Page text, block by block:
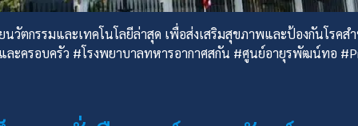
กรรมและเทคโนโลยีล่าสุด เพื่อส่งเสริมสุขภาพและป้องกันโรคส
ครอบครัว #โรงพยาบาลทหารอากาศสกัน #ศูนย์อายุรพัฒน์ทอ